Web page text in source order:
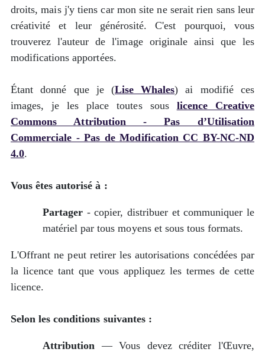
droits, mais j'y tiens car mon site ne serait rien sans leur
créativité et leur générosité. C'est pourquoi, vous
trouverez l'auteur de l'image originale ainsi que les
modifications apportées.
Étant donné que je (Lise Whales) ai modifié ces
images, je les place toutes sous licence Creative
Commons Attribution - Pas d’Utilisation
Commerciale - Pas de Modification CC BY-NC-ND
4.0.
Vous êtes autorisé à :
Partager - copier, distribuer et communiquer le
matériel par tous moyens et sous tous formats.
L'Offrant ne peut retirer les autorisations concédées par
la licence tant que vous appliquez les termes de cette
licence.
Selon les conditions suivantes :
Attribution — Vous devez créditer l'Œuvre,